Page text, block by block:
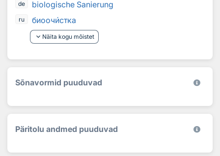
de biologische Sanierung
ru биоочистка
keyboard_arrow_down Näita kogu mõistet
Sõnavormid puuduvad
Päritolu andmed puuduvad